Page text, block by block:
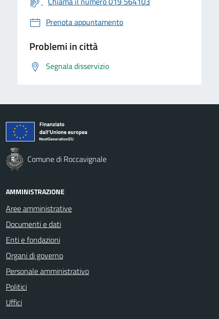
Prenota appuntamento
Problemi in città
Segnala disservizio
Comune di Roccavignale
AMMINISTRAZIONE
Aree amministrative
Documenti e dati
Enti e fondazioni
Organi di governo
Personale amministrativo
Politici
Uffici